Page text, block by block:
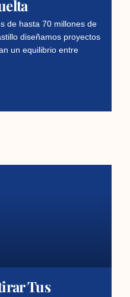
de hasta 70 millones de
diseñamos proyectos
un equilibrio entre
Tus